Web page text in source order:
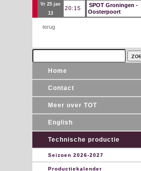
vr 25 jan
13
20:15
SPOT Groningen -
Oosterpoort
terug
Home
Contact
Meer over TOT
English
Technische productie
Seizoen 2026-2027
Productiekalender